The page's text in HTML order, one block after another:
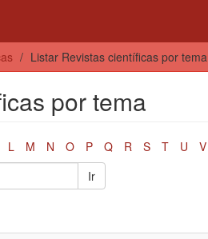
Listar Revistas científicas por tema
por tema
L M N O P Q R S T U V
Ir